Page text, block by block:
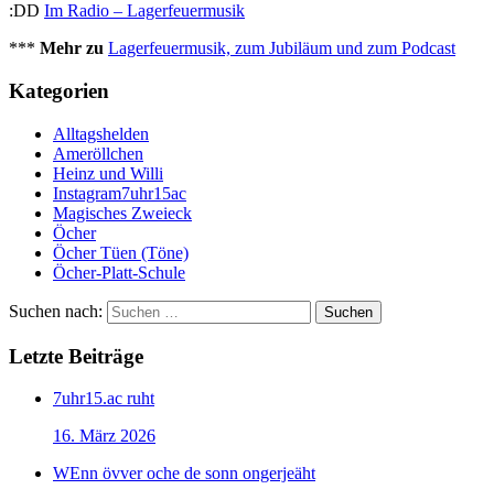
:DD Im Radio – Lagerfeuermusik
*** Mehr zu Lagerfeuermusik, zum Jubiläum und zum Podcast
Kategorien
Alltagshelden
Ameröllchen
Heinz und Willi
Instagram7uhr15ac
Magisches Zweieck
Öcher
Öcher Tüen (Töne)
Öcher-Platt-Schule
Suchen nach:
Letzte Beiträge
7uhr15.ac ruht
16. März 2026
WEnn övver oche de sonn ongerjeäht